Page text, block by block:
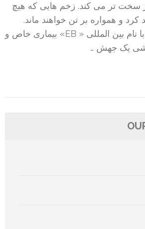
سخت تر می کند. زخم هایی که هیچ
کرد و همواره بر تن خواهند ماند.
بیماری «پروانه ای» با نام بین المللی « EB» بیماری خاص و
یک جهش …